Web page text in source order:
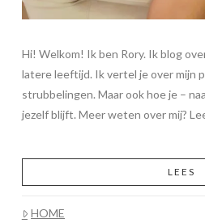
Hi! Welkom! Ik ben Rory. Ik blog
latere leeftijd. Ik vertel je over mijn
strubbelingen. Maar ook hoe je –
jezelf blijft. Meer weten over mij?
LEES
HOME